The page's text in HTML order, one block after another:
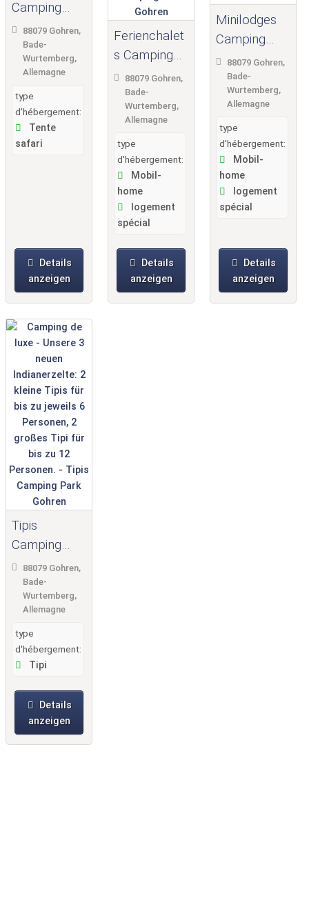
Camping
Park
Gohren
88079 Gohren,
Bade-
Wurtemberg,
Allemagne
type
d'hébergement:
Tente
safari
Details
anzeigen
Ferienchalet
s Camping
Park
Gohren
88079 Gohren,
Bade-
Wurtemberg,
Allemagne
type
d'hébergement:
Mobil-
home
logement
spécial
Details
anzeigen
Minilodges
Camping
Park
Gohren
88079 Gohren,
Bade-
Wurtemberg,
Allemagne
type
d'hébergement:
Mobil-
home
logement
spécial
Details
anzeigen
Tipis
Camping
Park
Gohren
88079 Gohren,
Bade-
Wurtemberg,
Allemagne
type
d'hébergement:
Tipi
Details
anzeigen